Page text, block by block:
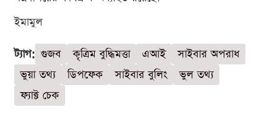
ইমামুল
ট্যাগ: গুজব কৃত্রিম বুদ্ধিমত্তা এআই
সাইবার অপরাধ
ভুয়া তথ্য
ডিপফেক সাইবার বুলিং
ভুল তথ্য
ফ্যাক্ট চেক